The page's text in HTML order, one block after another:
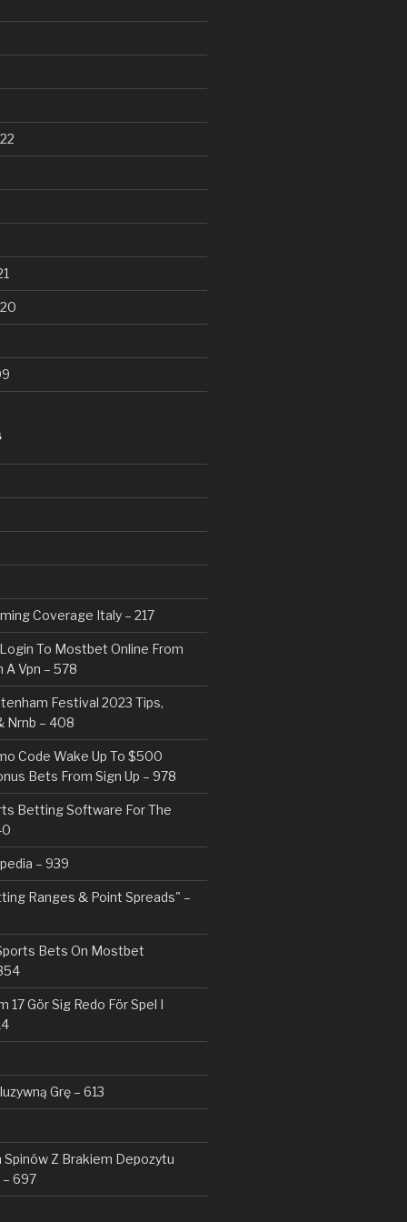
Coverage Italy – 217
To Mostbet Online From
Vpn – 578
Festival 2023 Tips,
Nrnb – 408
Code Wake Up To $500
Bets From Sign Up – 978
Betting Software For The
– 939
Ranges & Point Spreads" –
Bets On Mostbet
17 Gör Sig Redo För Spel I
Grę – 613
Z Brakiem Depozytu
697